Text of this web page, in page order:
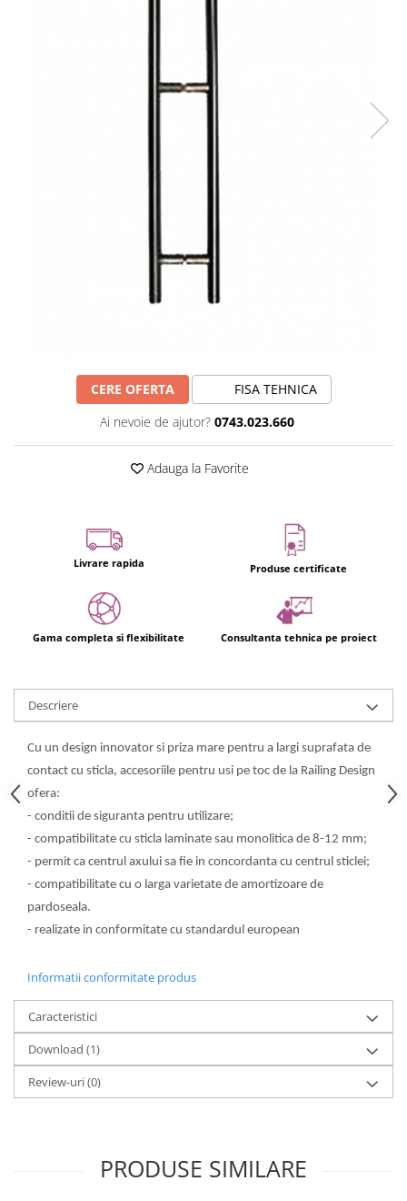
CERE OFERTA
FISA TEHNICA
Ai nevoie de ajutor? 0743.023.660
Adauga la Favorite
Livrare rapida Produse certificate
Gama completa si flexibilitate Consultanta tehnica pe proiect
Descriere
Cu un design innovator si priza mare pentru a largi suprafata de
contact cu sticla, accesoriile pentru usi pe toc de la Railing Design
ofera:
- conditii de siguranta pentru utilizare;
- compatibilitate cu sticla laminate sau monolitica de 8-12 mm;
- permit ca centrul axului sa fie in concordanta cu centrul sticlei;
- compatibilitate cu o larga varietate de amortizoare de
pardoseala.
- realizate in conformitate cu standardul european
Informatii conformitate produs
Caracteristici
Download (1)
Review-uri(0)
PRODUSE SIMILARE